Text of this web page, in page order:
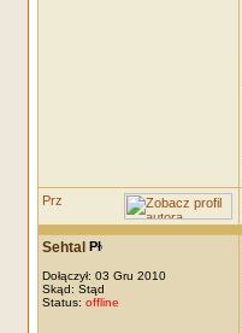
Sehtal
Dołączył: 03 Gru 2010
Skąd: Stąd
Status: offline